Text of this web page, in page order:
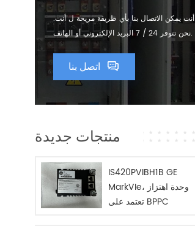
أنت يمكن الاتصال بنا بأي طريقة مريحة ل أنت.
نحن تتوفر 24 / 7 البريد الإلكتروني أو الهاتف.
اتصل بنا
منتجات جديدة
IS420PVIBH1B GE
MarkVIe، وحدة اهتزاز
تعتمد على BPPC